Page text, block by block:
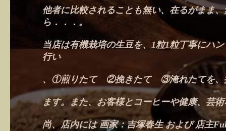
他者に比較されることも無い、在るがまま
ら．．．。
当店は有機栽培の生豆を、1粒1粒丁寧にハ
行い
、①煎りたて ②挽きたて ③淹れたてを、抽
ます。また、お客様とコーヒーや健康、芸
尚、店内には 画家：吉塚春生 および 店主